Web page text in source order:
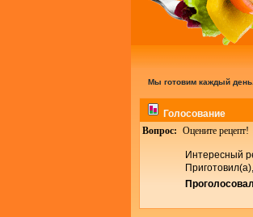
Мы готовим каждый
Голосование
Вопрос: Оцените рецепт!
Интересный